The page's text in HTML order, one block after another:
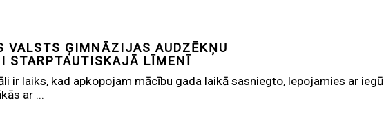
VALSTS ĢIMNĀZIJAS AUDZĒKŅU
STARPTAUTISKAJĀ LĪMENĪ
ir laiks, kad apkopojam mācību gada laikā sasniegto, lepojamies ar
ar ...